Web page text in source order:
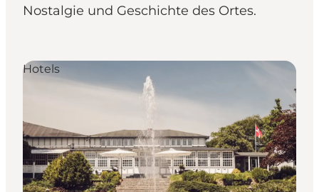
Nostalgie und Geschichte des Ortes.
Hotels